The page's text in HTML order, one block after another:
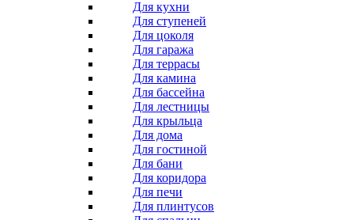
Для кухни
Для ступеней
Для цоколя
Для гаража
Для террасы
Для камина
Для бассейна
Для лестницы
Для крыльца
Для дома
Для гостиной
Для бани
Для коридора
Для печи
Для плинтусов